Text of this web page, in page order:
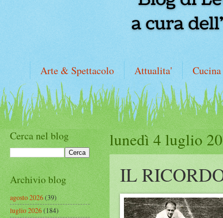
Arte & Spettacolo Attualita' Cucina
lunedì 4 luglio
IL
Cerca nel blog
Archivio blog
agosto 2026(39)
luglio 2026(184)